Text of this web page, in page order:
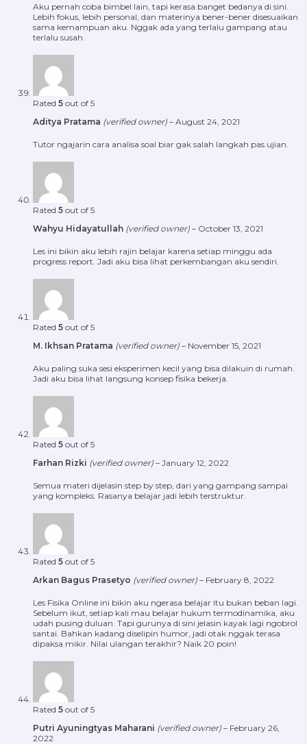
Aku pernah coba bimbel lain, tapi kerasa banget bedanya di sini.
Lebih fokus, lebih personal, dan materinya bener-bener disesuaikan
sama kemampuan aku. Nggak ada yang terlalu gampang atau
terlalu susah.
Rated 5 out of 5
Aditya Pratama (verified owner) – August 24, 2021
Tutor ngajarin cara analisa soal biar gak salah langkah pas ujian.
Rated 5 out of 5
Wahyu Hidayatullah (verified owner) – October 13, 2021
Les ini bikin aku lebih rajin belajar karena setiap minggu ada
progress report. Jadi aku bisa lihat perkembangan aku sendiri.
Rated 5 out of 5
M. Ikhsan Pratama (verified owner) – November 15, 2021
Aku paling suka sesi eksperimen kecil yang bisa dilakuin di rumah.
Jadi aku bisa lihat langsung konsep fisika bekerja.
Rated 5 out of 5
Farhan Rizki (verified owner) – January 12, 2022
Semua materi dijelasin step by step, dari yang gampang sampai
yang kompleks. Rasanya belajar jadi lebih terstruktur.
Rated 5 out of 5
Arkan Bagus Prasetyo (verified owner) – February 8, 2022
Les Fisika Online ini bikin aku ngerasa belajar itu bukan beban lagi.
Sebelum ikut, setiap kali mau belajar hukum termodinamika, aku
udah pusing duluan. Tapi gurunya di sini jelasin kayak lagi ngobrol
santai. Bahkan kadang diselipin humor, jadi otak nggak terasa
dipaksa mikir. Nilai ulangan terakhir? Naik 20 poin!
Rated 5 out of 5
Putri Ayuningtyas Maharani (verified owner) – February 26,
2022